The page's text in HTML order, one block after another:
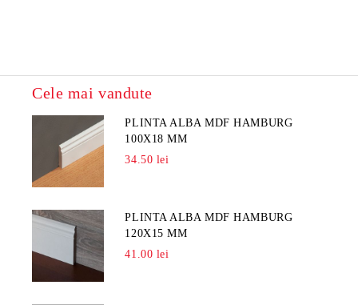
Cele mai vandute
PLINTA ALBA MDF HAMBURG
100X18 MM
34.50 lei
PLINTA ALBA MDF HAMBURG
120X15 MM
41.00 lei